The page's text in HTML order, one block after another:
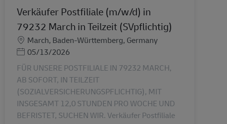
Verkäufer Postfiliale (m/w/d) in
79232 March in Teilzeit (SVpflichtig)
Miesto
March, Baden-Württemberg, Germany
Posted Date
05/13/2026
FÜR UNSERE POSTFILIALE IN 79232 MARCH,
AB SOFORT, IN TEILZEIT
(SOZIALVERSICHERUNGSPFLICHTIG), MIT
INSGESAMT 12,0 STUNDEN PRO WOCHE UND
BEFRISTET, SUCHEN WIR. Verkäufer Postfiliale